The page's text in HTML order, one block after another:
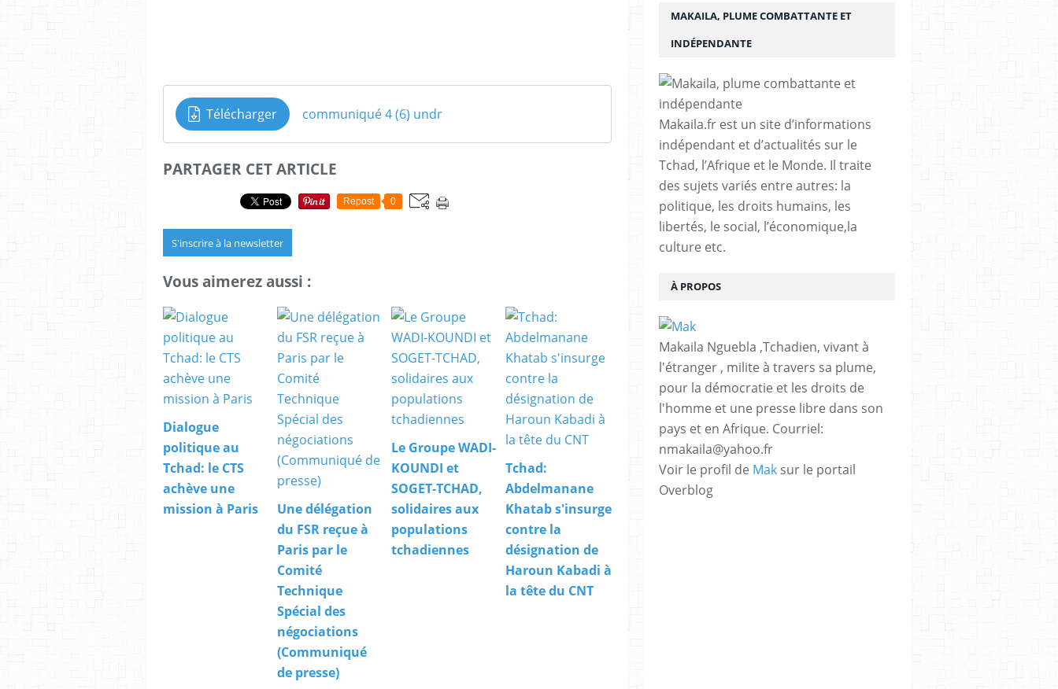
Télécharger communiqué 4 (6) undr
PARTAGER CET ARTICLE
Repost 0
S'inscrire à la newsletter
Vous aimerez aussi :
Dialogue
politique au
Tchad: le CTS
achève une
mission à Paris
Une délégation
du FSR reçue à
Paris par le
Comité
Technique
Spécial des
négociations
(Communiqué
de presse)
Le Groupe WADI-
KOUNDI et
SOGET-TCHAD,
solidaires aux
populations
tchadiennes
Tchad:
Abdelmanane
Khatab s'insurge
contre la
désignation de
Haroun Kabadi à
la tête du CNT
MAKAILA, PLUME COMBATTANTE ET
INDÉPENDANTE
Makaila.fr est un site d’informations
indépendant et d’actualités sur le
Tchad, l’Afrique et le Monde. Il traite
des sujets variés entre autres: la
politique, les droits humains, les
libertés, le social, l’économique,la
culture etc.
À PROPOS
Makaila Nguebla ,Tchadien, vivant à
l'étranger , milite à travers sa plume,
pour la démocratie et les droits de
l'homme et une presse libre dans son
pays et en Afrique. Courriel:
nmakaila@yahoo.fr
Voir le profil de Mak sur le portail
Overblog